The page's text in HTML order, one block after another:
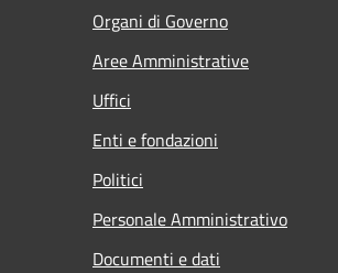
Organi di Governo
Aree Amministrative
Uffici
Enti e fondazioni
Politici
Personale Amministrativo
Documenti e dati